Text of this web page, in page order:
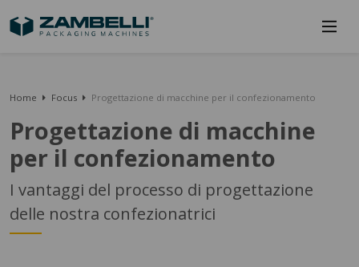
Home Focus Progettazione di macchine per il confezionamento
Progettazione di macchine
per il confezionamento
I vantaggi del processo di progettazione
delle nostra confezionatrici